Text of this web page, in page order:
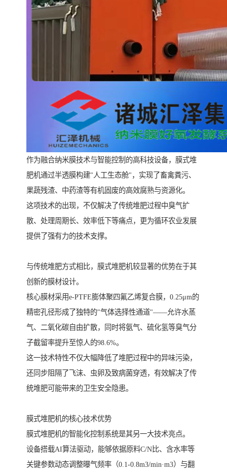
作为融合纳米膜技术与智能控制的高科技设备，膜式堆
肥机通过半透膜构建"人工生态舱"，实现了畜禽粪污、
果蔬残渣、中药渣等有机固废的高效腐熟与资源化。
这项技术的出现，不仅解决了传统堆肥过程中臭气扩
散、处理周期长、效率低下等痛点，更为循环农业发展
提供了强有力的技术支撑。
与传统堆肥方式相比，膜式堆肥机较显著的优势在于其
创新的膜材设计。
核心膜材采用e-PTFE膨体聚四氟乙烯复合膜，0.25μm的
精密孔径形成了独特的"气体选择性通道"——允许水蒸
气、二氧化碳自由扩散，同时将氨气、硫化氢等臭气分
子截留率提升至惊人的98.6%。
这一技术特性不仅大幅降低了堆肥过程中的异味污染，
还同步阻隔了飞沫、虫卵及致病菌穿透，有效解决了传
统堆肥可能带来的卫生安全隐患。
膜式堆肥机的核心技术优势
膜式堆肥机的智能化控制系统是其另一大技术亮点。
设备搭载AI算法驱动，能够依据原料C/N比、含水率等
关键参数动态调整曝气频率（0.1-0.8m3/min·m3）与翻